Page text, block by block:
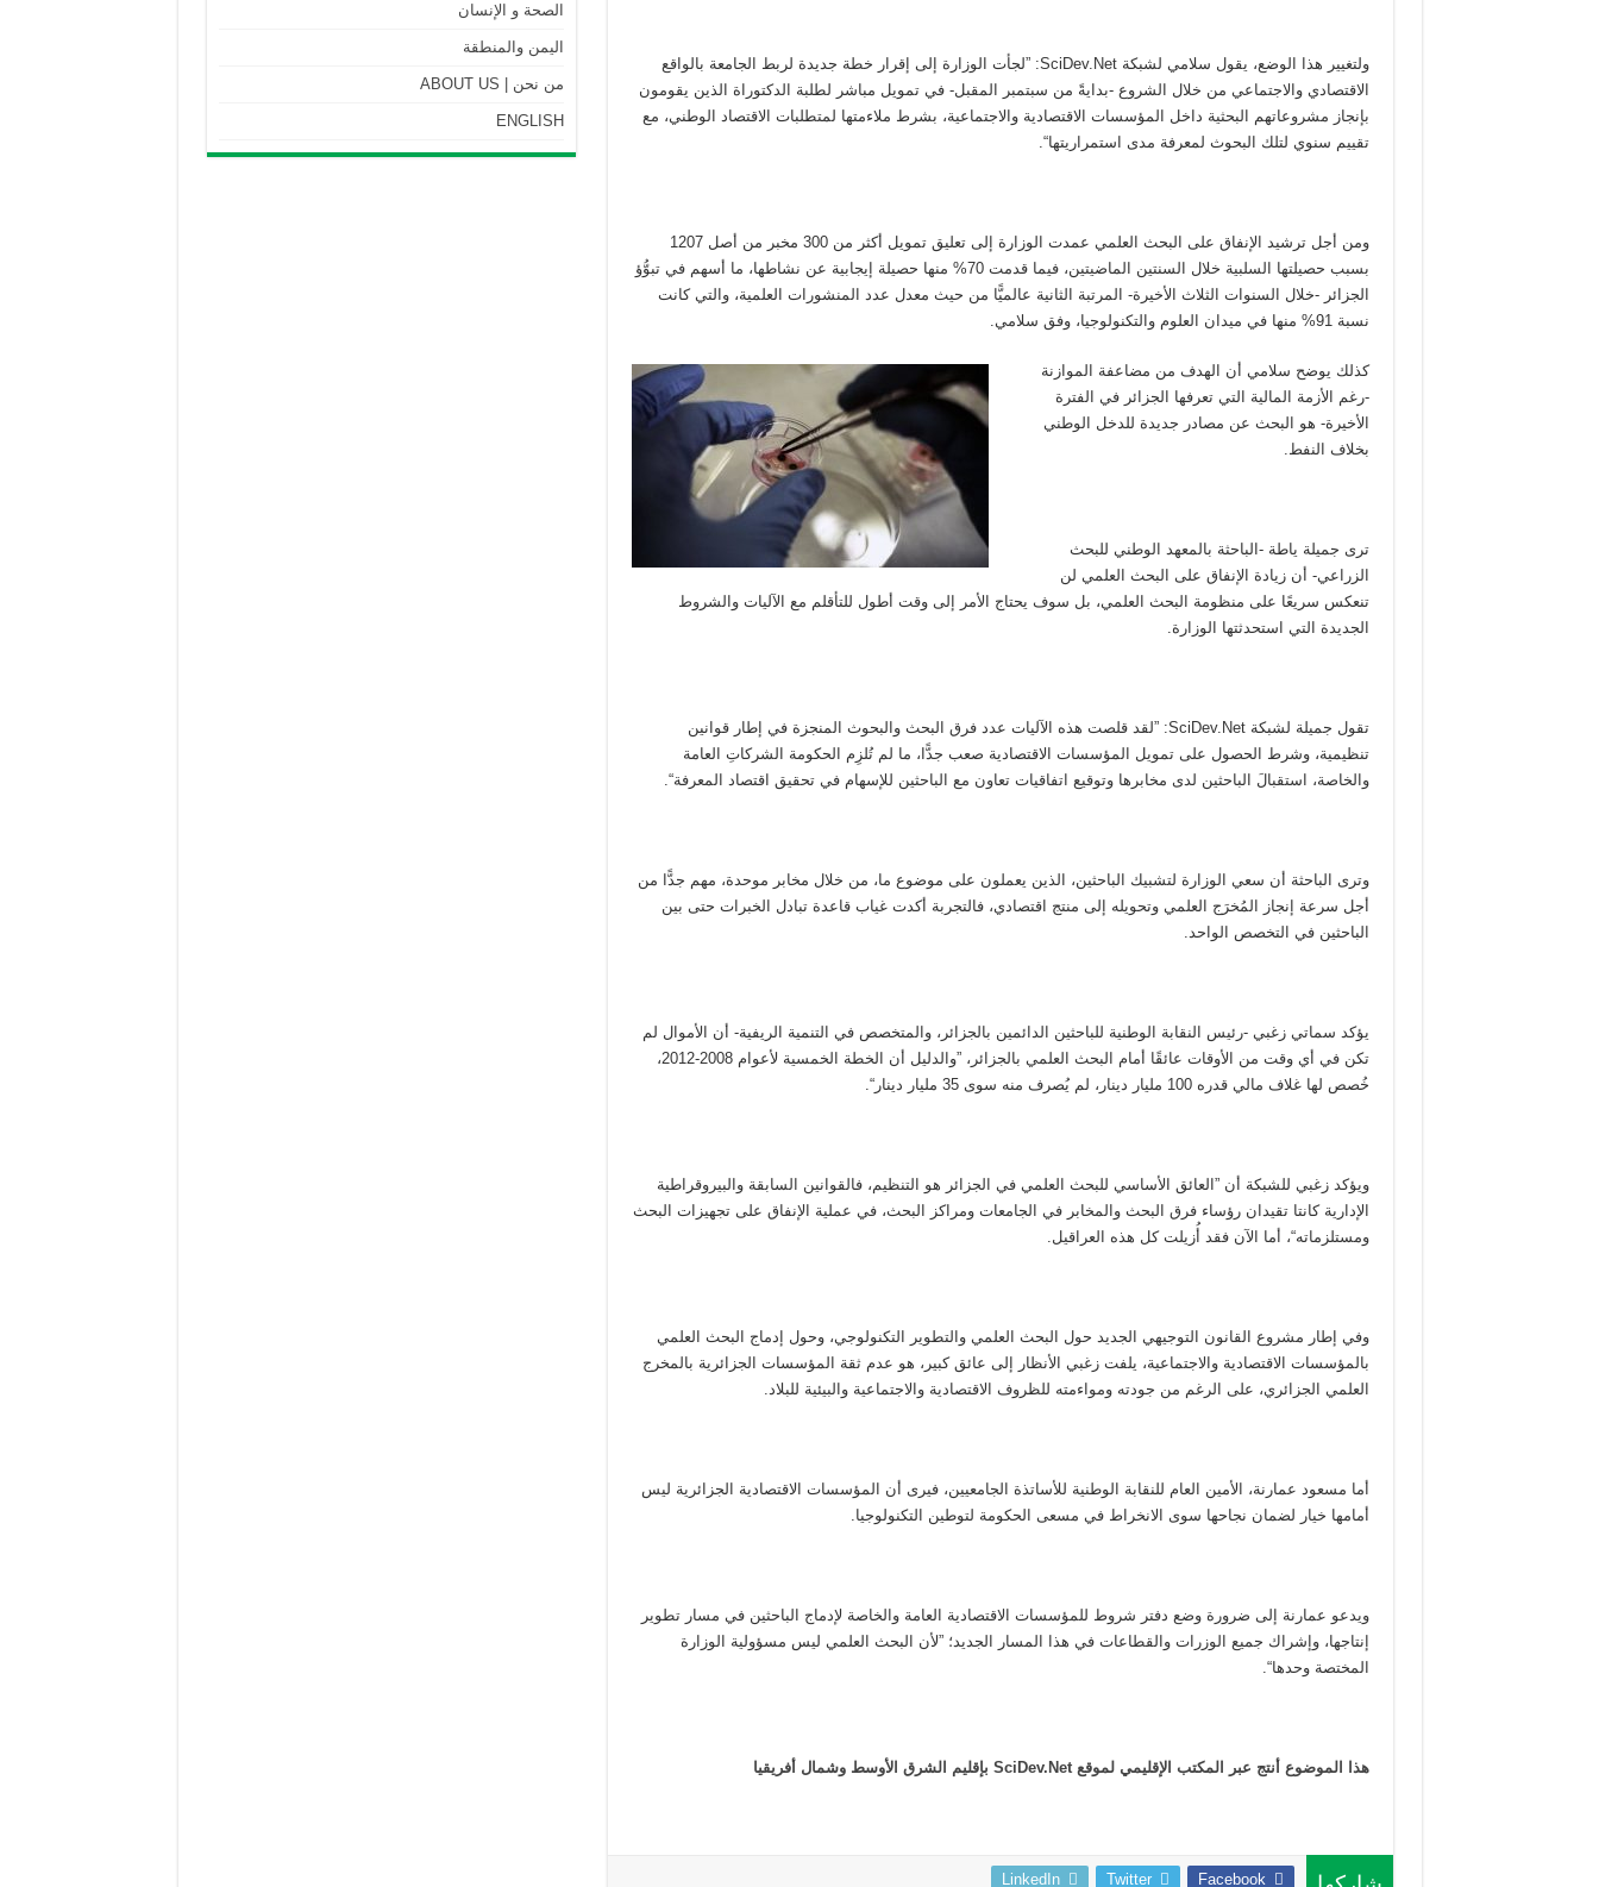
ولتغيير هذا الوضع، يقول سلامي لشبكة SciDev.Net: ”لجأت الوزارة إلى إقرار خطة جديدة لربط الجامعة بالواقع
الاقتصادي والاجتماعي من خلال الشروع -بدايةً من سبتمبر المقبل- في تمويل مباشر لطلبة الدكتوراة الذين يقومون
بإنجاز مشروعاتهم البحثية داخل المؤسسات الاقتصادية والاجتماعية، بشرط ملاءمتها لمتطلبات الاقتصاد الوطني، مع
تقييم سنوي لتلك البحوث لمعرفة مدى استمراريتها“.
ومن أجل ترشيد الإنفاق على البحث العلمي عمدت الوزارة إلى تعليق تمويل أكثر من 300 مخبر من أصل 1207
بسبب حصيلتها السلبية خلال السنتين الماضيتين، فيما قدمت 70% منها حصيلة إيجابية عن نشاطها، ما أسهم في تبوُّؤ
الجزائر -خلال السنوات الثلاث الأخيرة- المرتبة الثانية عالميًّا من حيث معدل عدد المنشورات العلمية، والتي كانت
نسبة 91% منها في ميدان العلوم والتكنولوجيا، وفق سلامي.
كذلك يوضح سلامي أن الهدف من مضاعفة الموازنة
-رغم الأزمة المالية التي تعرفها الجزائر في الفترة
الأخيرة- هو البحث عن مصادر جديدة للدخل الوطني
بخلاف النفط.
ترى جميلة ياطة -الباحثة بالمعهد الوطني للبحث
الزراعي- أن زيادة الإنفاق على البحث العلمي لن
تنعكس سريعًا على منظومة البحث العلمي، بل سوف يحتاج الأمر إلى وقت أطول للتأقلم مع الآليات والشروط
الجديدة التي استحدثتها الوزارة.
تقول جميلة لشبكة SciDev.Net: ”لقد قلصت هذه الآليات عدد فرق البحث والبحوث المنجزة في إطار قوانين
تنظيمية، وشرط الحصول على تمويل المؤسسات الاقتصادية صعب جدًّا، ما لم تُلزِم الحكومة الشركاتِ العامة
والخاصة، استقبالَ الباحثين لدى مخابرها وتوقيع اتفاقيات تعاون مع الباحثين للإسهام في تحقيق اقتصاد المعرفة“.
وترى الباحثة أن سعي الوزارة لتشبيك الباحثين، الذين يعملون على موضوع ما، من خلال مخابر موحدة، مهم جدًّا من
أجل سرعة إنجاز المُخرَج العلمي وتحويله إلى منتج اقتصادي، فالتجربة أكدت غياب قاعدة تبادل الخبرات حتى بين
الباحثين في التخصص الواحد.
يؤكد سماتي زغبي -رئيس النقابة الوطنية للباحثين الدائمين بالجزائر، والمتخصص في التنمية الريفية- أن الأموال لم
تكن في أي وقت من الأوقات عائقًا أمام البحث العلمي بالجزائر، ”والدليل أن الخطة الخمسية لأعوام 2008-2012،
خُصص لها غلاف مالي قدره 100 مليار دينار، لم يُصرف منه سوى 35 مليار دينار“.
ويؤكد زغبي للشبكة أن ”العائق الأساسي للبحث العلمي في الجزائر هو التنظيم، فالقوانين السابقة والبيروقراطية
الإدارية كانتا تقيدان رؤساء فرق البحث والمخابر في الجامعات ومراكز البحث، في عملية الإنفاق على تجهيزات البحث
ومستلزماته“، أما الآن فقد أُزيلت كل هذه العراقيل.
وفي إطار مشروع القانون التوجيهي الجديد حول البحث العلمي والتطوير التكنولوجي، وحول إدماج البحث العلمي
بالمؤسسات الاقتصادية والاجتماعية، يلفت زغبي الأنظار إلى عائق كبير، هو عدم ثقة المؤسسات الجزائرية بالمخرج
العلمي الجزائري، على الرغم من جودته ومواءمته للظروف الاقتصادية والاجتماعية والبيئية للبلاد.
أما مسعود عمارنة، الأمين العام للنقابة الوطنية للأساتذة الجامعيين، فيرى أن المؤسسات الاقتصادية الجزائرية ليس
أمامها خيار لضمان نجاحها سوى الانخراط في مسعى الحكومة لتوطين التكنولوجيا.
ويدعو عمارنة إلى ضرورة وضع دفتر شروط للمؤسسات الاقتصادية العامة والخاصة لإدماج الباحثين في مسار تطوير
إنتاجها، وإشراك جميع الوزرات والقطاعات في هذا المسار الجديد؛ ”لأن البحث العلمي ليس مسؤولية الوزارة
المختصة وحدها“.
هذا الموضوع أنتج عبر المكتب الإقليمي لموقع SciDev.Net بإقليم الشرق الأوسط وشمال أفريقيا
Facebook
Twitter
LinkedIn
الصحة و الإنسان
اليمن والمنطقة
من نحن | ABOUT US
ENGLISH